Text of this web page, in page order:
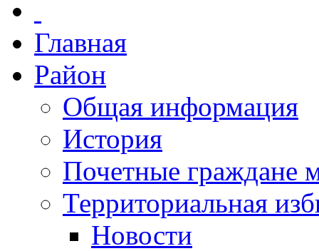
Главная
Район
Общая информация
История
Почетные граждане
Территориальная
Новости